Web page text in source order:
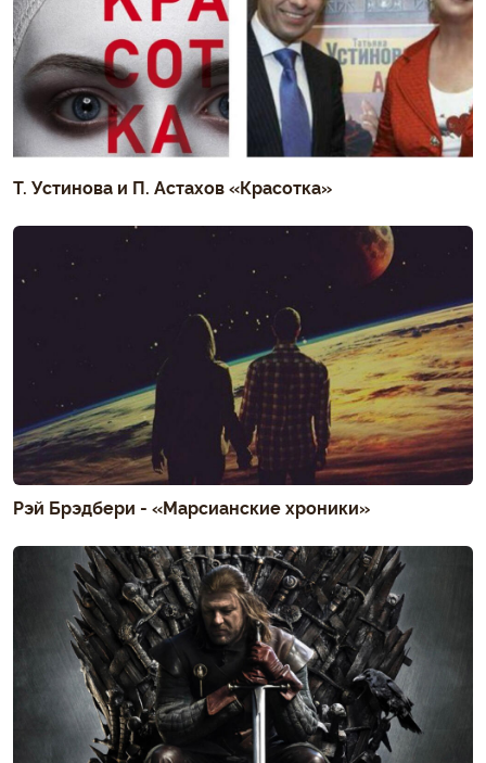
Т. Устинова и П. Астахов «Красотка»
Рэй Брэдбери - «Марсианские хроники»